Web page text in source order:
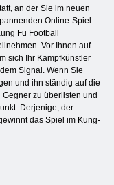
an der Sie im neuen
Online-Spiel
Fu Football
Vor Ihnen auf
sich Ihr Kampfkünstler
Signal. Wenn Sie
und ihn ständig auf die
zu überlisten und
Derjenige, der
das Spiel im Kung-